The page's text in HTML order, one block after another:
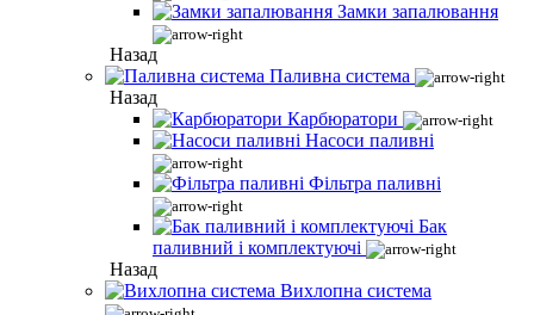
Замки запалювання
Назад
Паливна система
Назад
Карбюратори
Насоси паливні
Фільтра паливні
Бак
паливний і комплектуючі
Назад
Вихлопна система